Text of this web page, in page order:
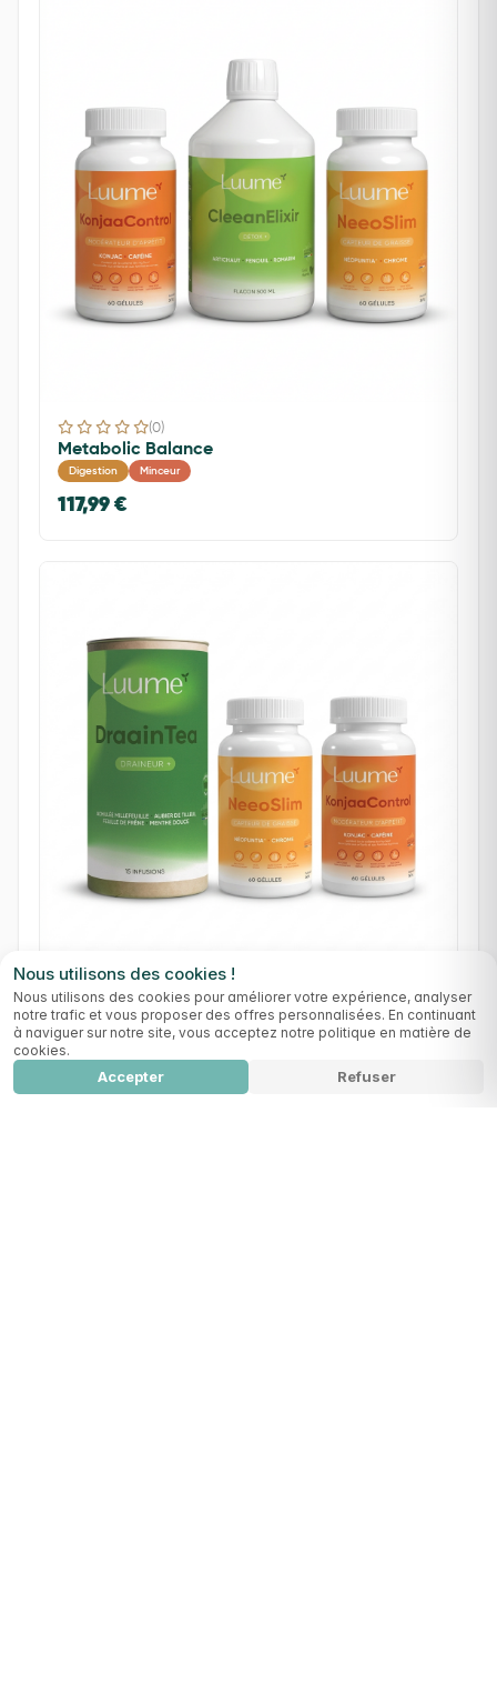
(0)
Metabolic Balance
Digestion Minceur
117,99 €
(0)
Smart Control
113,99 €
Nous utilisons des cookies !
Nous utilisons des cookies pour améliorer votre expérience, analyser
notre trafic et vous proposer des offres personnalisées. En continuant
à naviguer sur notre site, vous acceptez notre politique en matière de
cookies.
Accepter Refuser